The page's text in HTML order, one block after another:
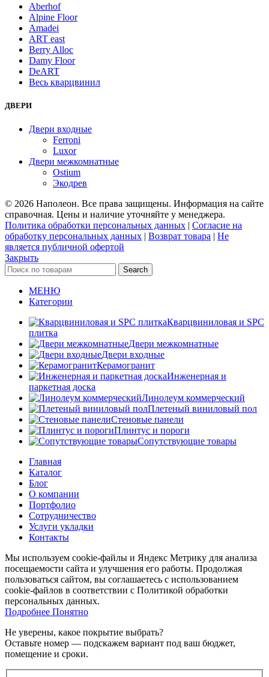
Aberhof
Alpine Floor
Amadei
ART east
Berry Alloc
Damy Floor
DeART
Весь кварцвинил
ДВЕРИ
Двери входные
Ferroni
Luxor
Двери межкомнатные
Ostium
Экодрев
© 2026 Наполеон. Все права защищены. Информация на сайте
справочная. Цены и наличие уточняйте у менеджера.
Политика обработки персональных данных | Согласие на
обработку персональных данных | Возврат товара | Не
является публичной офертой
Закрыть
Search
МЕНЮ
Категории
Кварцвиниловая и SPC
плитка
Двери межкомнатные
Двери входные
Керамогранит
Инженерная и
паркетная доска
Линолеум коммерческий
Плетеный виниловый пол
Стеновые панели
Плинтус и пороги
Сопутствующие товары
Главная
Каталог
Блог
О компании
Портфолио
Сотрудничество
Услуги укладки
Контакты
Мы используем cookie-файлы и Яндекс Метрику для анализа
посещаемости сайта и улучшения его работы. Продолжая
пользоваться сайтом, вы соглашаетесь с использованием
cookie-файлов в соответствии с Политикой обработки
персональных данных.
Подробнее Подробнее
Понятно
Не уверены, какое покрытие выбрать?
Оставьте номер — подскажем вариант под ваш бюджет,
помещение и сроки.